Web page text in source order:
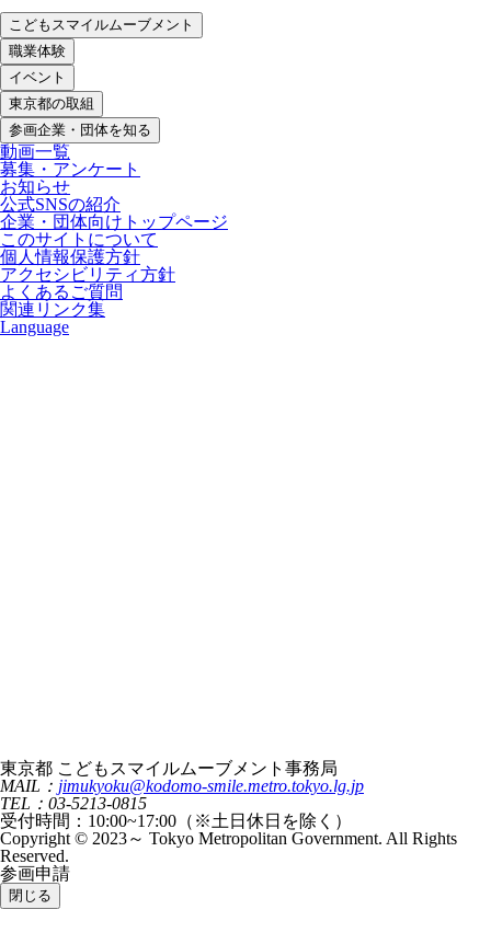
こどもスマイルムーブメント
職業体験
イベント
東京都の取組
参画企業・団体を知る
動画一覧
募集・アンケート
お知らせ
公式SNSの紹介
企業・団体向けトップページ
このサイトについて
個人情報保護方針
アクセシビリティ方針
よくあるご質問
関連リンク集
Language
東京都 こどもスマイルムーブメント事務局
MAIL： jimukyoku@kodomo-smile.metro.tokyo.lg.jp
TEL：03-5213-0815
受付時間：10:00~17:00（※土日休日を除く）
Copyright © 2023～ Tokyo Metropolitan Government. All Rights
Reserved.
参画申請
閉じる